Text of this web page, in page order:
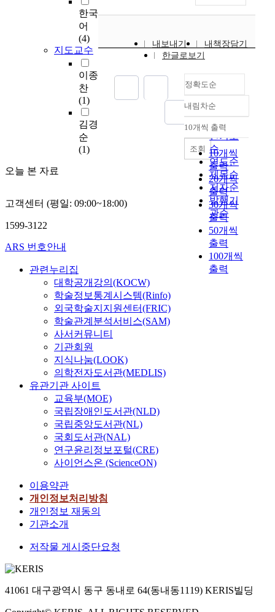
한국
어
(4)
지도교수
이종
찬
(1)
김경
순
(1)
오늘 본 자료
teachers and the affect
education and children
is very important. In
is aiming at finding
out what type of
education enhances
the school performance
and the motivation of
learning retarded
students by
investigating the
difference between
small group learning
and large group
learning. 3. Subject of
the Study 2 retarded
classes of the 8th grade
of B Junior High
School consisted of
retarded students
previous year's record
were selected as the
subject of this study. 4.
identical learning
d
g
y
d
H
내보내기
내책장담기
한글로보기
정확도순
정확도
순
인기도
순
연도순
제목순
저자순
발행기
관순
내림차순
내림차순
10개씩 출력
10개씩
출력
20개씩
출력
30개씩
출력
50개씩
출력
100개씩
출력
조회
고객센터 (평일: 09:00~18:00)
1599-3122
ARS 번호안내
관련누리집
대학공개강의(KOCW)
학술정보통계시스템(Rinfo)
외국학술지지원센터(FRIC)
학술관계분석서비스(SAM)
사서커뮤니티
기관회원
지식나눔(LOOK)
의학전자도서관(MEDLIS)
유관기관 사이트
교육부(MOE)
국립장애인도서관(NLD)
국립중앙도서관(NL)
국회도서관(NAL)
연구윤리정보포털(CRE)
사이언스온 (ScienceON)
이용약관
개인정보처리방침
개인정보 재동의
기관소개
저작물 게시중단요청
41061 대구광역시 동구 동내로 64(동내동1119) KERIS빌딩